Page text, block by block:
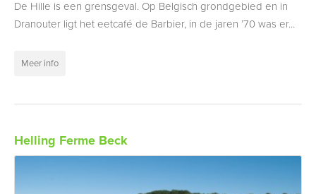
De Hille is een grensgeval. Op Belgisch grondgebied en in
Dranouter ligt het eetcafé de Barbier, in de jaren ’70 was er...
Meer info
Helling Ferme Beck